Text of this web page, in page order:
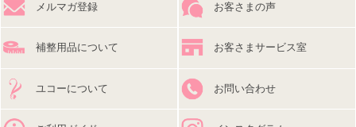
メルマガ登録 お客さまの声
補整用品について お客さまサービス室
ユコーについて お問い合わせ